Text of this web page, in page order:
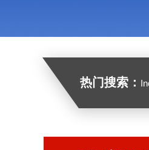
热门搜索：